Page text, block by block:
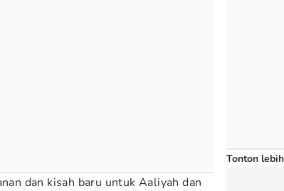
dan kisah baru untuk Aaliyah dan
Tonton